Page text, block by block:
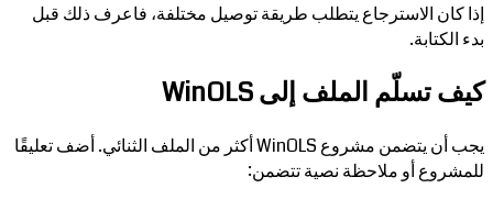
إذا كان الاسترجاع يتطلب طريقة توصيل مختلفة، فاعرف ذلك قبل
بدء الكتابة.
كيف تسلّم الملف إلى WinOLS
يجب أن يتضمن مشروع WinOLS أكثر من الملف الثنائي. أضف تعليقًا
للمشروع أو ملاحظة نصية تتضمن: